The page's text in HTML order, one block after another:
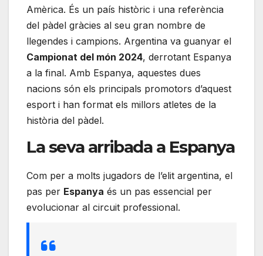
Amèrica. És un país històric i una referència
del pàdel gràcies al seu gran nombre de
llegendes i campions. Argentina va guanyar el
Campionat del món 2024, derrotant Espanya
a la final. Amb Espanya, aquestes dues
nacions són els principals promotors d’aquest
esport i han format els millors atletes de la
història del pàdel.
La seva arribada a Espanya
Com per a molts jugadors de l’elit argentina, el
pas per Espanya és un pas essencial per
evolucionar al circuit professional.